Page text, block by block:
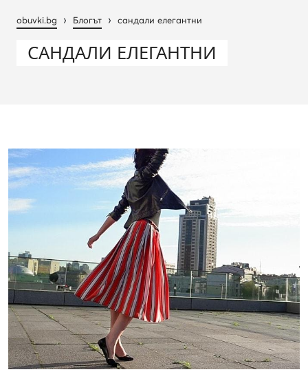
obuvki.bg › Блогът › сандали елегантни
САНДАЛИ ЕЛЕГАНТНИ